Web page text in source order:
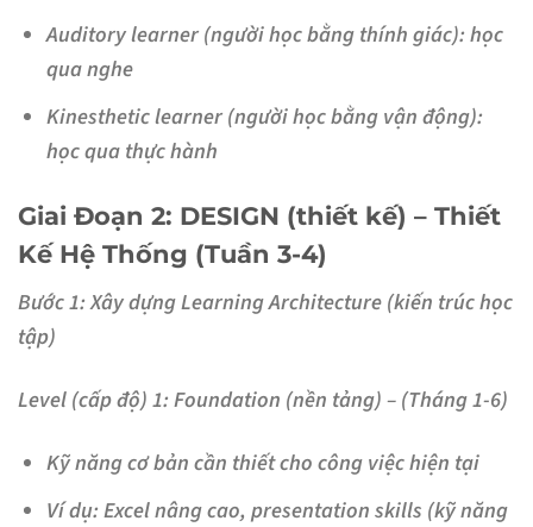
Auditory learner (người học bằng thính giác): học
qua nghe
Kinesthetic learner (người học bằng vận động):
học qua thực hành
Giai Đoạn 2: DESIGN (thiết kế) – Thiết
Kế Hệ Thống (Tuần 3-4)
Bước 1: Xây dựng Learning Architecture (kiến trúc học
tập)
Level (cấp độ) 1: Foundation (nền tảng) – (Tháng 1-6)
Kỹ năng cơ bản cần thiết cho công việc hiện tại
Ví dụ: Excel nâng cao, presentation skills (kỹ năng